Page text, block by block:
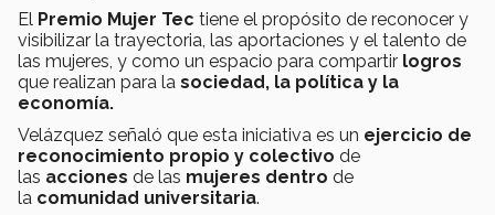
El Premio Mujer Tec tiene el propósito de reconocer y
visibilizar la trayectoria, las aportaciones y el talento de
las mujeres, y como un espacio para compartir logros
que realizan para la sociedad, la política y la
economía.
Velázquez señaló que esta iniciativa es un ejercicio de
reconocimiento propio y colectivo de
las acciones de las mujeres dentro de
la comunidad universitaria.